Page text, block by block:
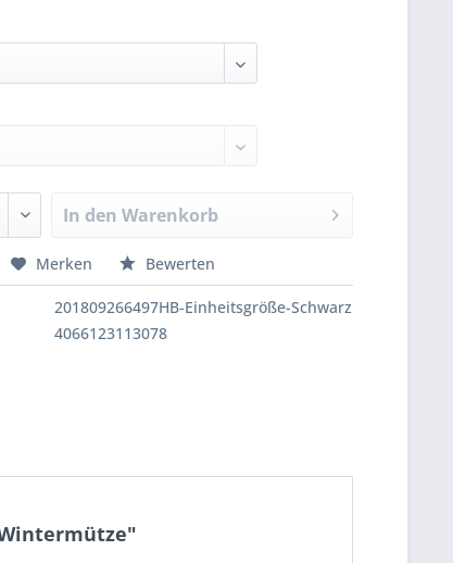
In den Warenkorb
Merken Bewerten
201809266497HB-Einheitsgröße-Schwarz
4066123113078